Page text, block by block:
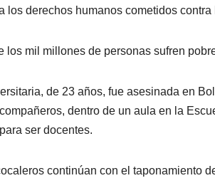
los derechos humanos cometidos
los mil millones de personas sufren
de 23 años, fue asesinada en
dentro de un aula en la
ser docentes.
continúan con el taponamiento